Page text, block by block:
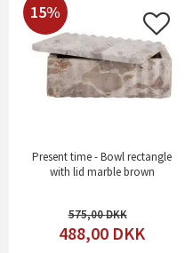
15%
Present time - Bowl rectangle
with lid marble brown
575,00
488,00 DKK